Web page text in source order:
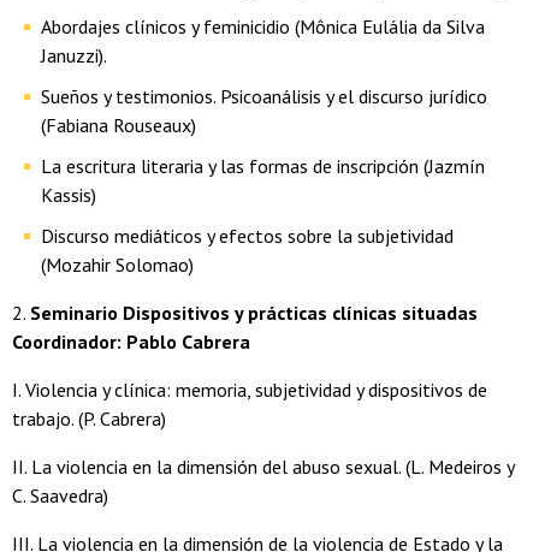
Abordajes clínicos y feminicidio (Mônica Eulália da Silva
Januzzi).
Sueños y testimonios. Psicoanálisis y el discurso jurídico
(Fabiana Rouseaux)
La escritura literaria y las formas de inscripción (Jazmín
Kassis)
Discurso mediáticos y efectos sobre la subjetividad
(Mozahir Solomao)
2. Seminario Dispositivos y prácticas clínicas situadas
Coordinador: Pablo Cabrera
I. Violencia y clínica: memoria, subjetividad y dispositivos de
trabajo. (P. Cabrera)
II. La violencia en la dimensión del abuso sexual. (L. Medeiros y
C. Saavedra)
III. La violencia en la dimensión de la violencia de Estado y la